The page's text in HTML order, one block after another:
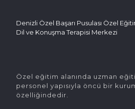
Denizli Özel Başarı Pusulası Özel
Dil ve Konuşma Terapisi Merkezi
Özel eğitim alanında uzman
personel yapısıyla öncü bir
özelliğindedir.